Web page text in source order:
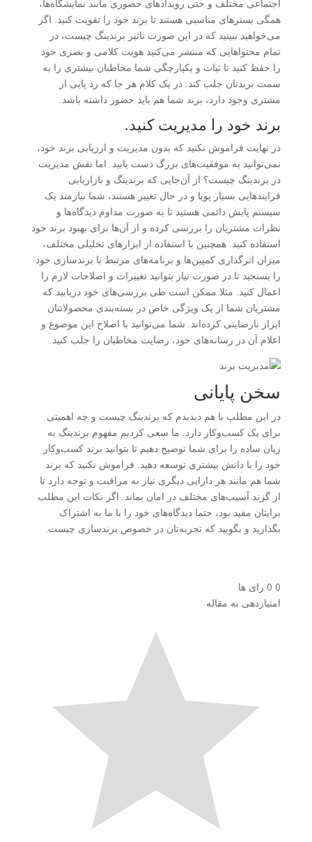
اجتماعی مختلف و حتی رویدادهای حضوری مانند نمایشگاه‌ها،
همگی بسترهای مناسبی هستند تا برند خود را تقویت کنید. اگر
می‌خواهید ببینید که در این صورت تاثیر برندینگ چیست، در
تمام محتواهایی که منتشر می‌کنید هویت کلامی و بصری خود
را حفظ کنید تا ثبات و یکپارچگی شما مخاطبان بیشتری را به
سمت برندتان جلب کند. در یک کلام هر جا که رد پایی از
مشتری وجود دارد، برند شما هم باید حضور داشته باشد.
برند خود را مدیریت کنید.
در نهایت فراموش نکنید که بدون مدیریت و ارزیابی برند خود،
نمی‌توانید به موفقیت‌های بزرگ دست یابید. اما نقش مدیریت
در برندینگ چیست؟ از آن‌جایی که برندینگ و بازاریابی
فرایندهایی بسیار پویا و در حال تغییر هستند، شما نیازمند یک
سیستم پایش دائمی هستید تا به صورت مداوم دیدگاه‌ها و
نظرات مشتریان را بررسی کرده و از آن‌ها برای بهبود برند خود
استفاده کنید. همچنین با استفاده از ابزارهای تحلیلی مختلف،
میزان اثرگذاری کمپین‌ها و برنامه‌های مرتبط با برندسازی خود
را بسنجید تا در صورت نیاز بتوانید تغییرات و اصلاحات لازم را
اعمال کنید. مثلا ممکن است طی بررسی‌های خود دریابید که
مشتریان شما از یک ویژگی خاص در بسته‌بندی محصولاتتان
ابراز نارضایتی کرده‌اند. شما می‌توانید با اصلاح این موضوع و
اعلام آن در رسانه‌های خود، رضایت مخاطبان را جلب کنید.
سخن پایانی
در این مطلب با هم دیدیدم که برندینگ چیست و چه اهمیتی
برای یک کسب‌وکار دارد. ما سعی کردیم مفهوم برندینگ به
زبان ساده را برای شما توضیح دهیم تا بتوانید برند کسب‌وکار
خود را با دانش بیشتری توسعه دهید. فراموش نکنید که برند
شما هم مانند هر دارایی دیگری نیاز به مراقبت و توجه دارد تا
از گزند آسیب‌های مختلف در امان بماند. اگر نکات این مطلب
برایتان مفید بود، حتما دیدگاه‌های خود را با ما به اشتراک
بگذارید و بگویید که تجربه‌تان در خصوص برندسازی چیست.
0
0 رای ها
امتیازدهی به مقاله